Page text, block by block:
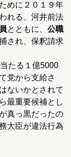
めに２０１９年
れる、河井前法
とともに、 公職
され、保釈請求
たる１億5000
党から支給さ
ないかとされて
最重要候補とし
真っ黒だったの
大臣が違法行為